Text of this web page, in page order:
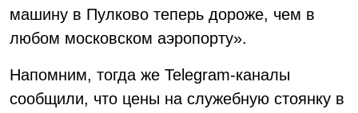
машину в Пулково теперь дороже, чем в
любом московском аэропорту».
Напомним, тогда же Telegram-каналы
сообщили, что цены на служебную стоянку в